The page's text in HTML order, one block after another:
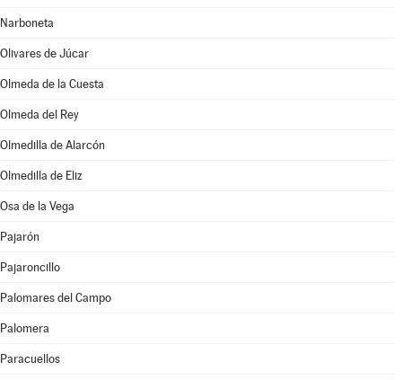
Narboneta
Olivares de Júcar
Olmeda de la Cuesta
Olmeda del Rey
Olmedilla de Alarcón
Olmedilla de Eliz
Osa de la Vega
Pajarón
Pajaroncillo
Palomares del Campo
Palomera
Paracuellos